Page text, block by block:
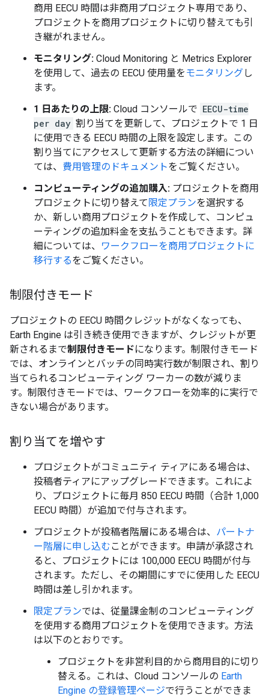
商用 EECU 時間は非商用プロジェクト専用であり、
プロジェクトを商用プロジェクトに切り替えても引
き継がれません。
モニタリング: Cloud Monitoring と Metrics Explorer
を使用して、過去の EECU 使用量を モニタリングし
ます。
1 日あたりの上限: Cloud コンソールで EECU-time
per day 割り当てを更新して、プロジェクトで 1 日
に使用できる EECU 時間の上限を設定します。この
割り当てにアクセスして更新する方法の詳細につい
ては、 費用管理のドキュメントをご覧ください。
コンピューティングの追加購入: プロジェクトを商用
プロジェクトに切り替えて 限定プランを選択する
か、新しい商用プロジェクトを作成して、コンピュ
ーティングの追加料金を支払うこともできます。詳
細については、
ワークフローを商用プロジェクトに
移行するをご覧ください。
制限付きモード
プロジェクトの EECU 時間クレジットがなくなっても、
Earth Engine は引き続き使用できますが、クレジットが更
新されるまで制限付きモードになります。制限付きモード
では、オンラインとバッチの同時実行数が制限され、割り
当てられるコンピューティング ワーカーの数が減りま
す。制限付きモードでは、ワークフローを効率的に実行で
きない場合があります。
割り当てを増やす
プロジェクトがコミュニティ ティアにある場合は、
投稿者ティアにアップグレードできます。これによ
り、プロジェクトに毎月 850 EECU 時間（合計 1,000
EECU 時間）が追加で付与されます。
プロジェクトが投稿者階層にある場合は、 パートナ
ー階層に申し込む ことができます。申請が承認され
ると、プロジェクトには 100,000 EECU 時間が付与
されます。ただし、その期間にすでに使用した EECU
時間は差し引かれます。
限定プランでは、従量課金制のコンピューティング
を使用する商用プロジェクトを使用できます。方法
は以下のとおりです。
プロジェクトを非営利目的から商用目的に切り
替える。これは、Cloud コンソールの Earth
Engine の登録管理ページで行うことができま